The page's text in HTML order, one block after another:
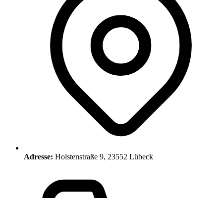
Adresse: Holstenstraße 9, 23552 Lübeck